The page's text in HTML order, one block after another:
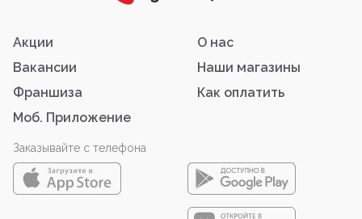
Акции
О нас
Вакансии
Наши магазины
Франшиза
Как оплатить
Моб. Приложение
Заказывайте с телефона